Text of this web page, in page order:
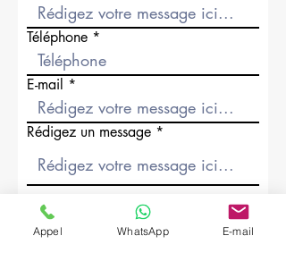
Téléphone
E-mail
Rédigez un message
Société
Appel WhatsApp E-mail